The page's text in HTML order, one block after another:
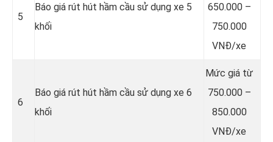
5
Báo giá rút hút hầm cầu sử dụng xe 5
khối
650.000 –
750.000
VNĐ/xe
6
Báo giá rút hút hầm cầu sử dụng xe 6
khối
Mức giá từ
750.000 –
850.000
VNĐ/xe